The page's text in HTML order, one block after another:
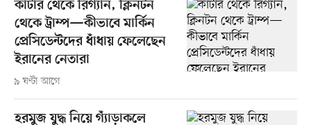
কার্টার থেকে রিগ্যান, ক্লিনটন
থেকে ট্রাম্প—কীভাবে মার্কিন
প্রেসিডেন্টদের ধাঁধায় ফেলেছেন
ইরানের নেতারা
৯ ঘণ্টা আগে
হরমুজ যুদ্ধ নিয়ে গ্যাঁড়াকলে